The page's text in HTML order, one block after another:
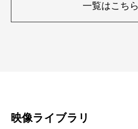
一覧はこちら
映像ライブラリ